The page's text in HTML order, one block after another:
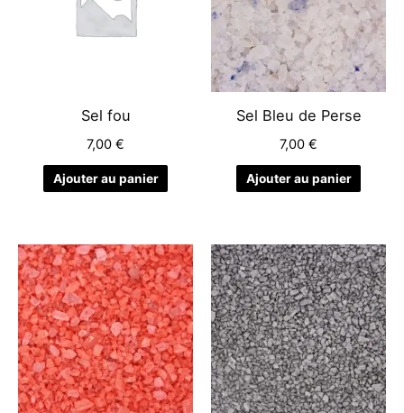
Sel fou
7,00 €
Ajouter au panier
Sel Bleu de Perse
7,00 €
Ajouter au panier